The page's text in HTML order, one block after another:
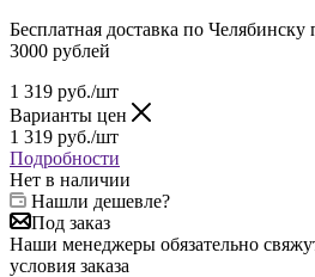
Бесплатная доставка по Челябинску
3000 рублей
1 319 руб./шт
Варианты цен
1 319 руб./шт
Подробности
Нет в наличии
Нашли дешевле?
Под заказ
Наши менеджеры обязательно
условия заказа